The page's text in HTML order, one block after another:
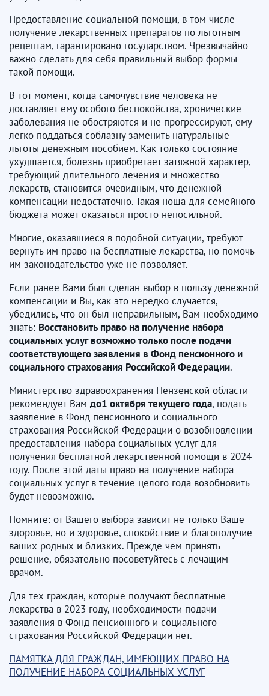
Предоставление социальной помощи, в том числе
получение лекарственных препаратов по льготным
рецептам, гарантировано государством. Чрезвычайно
важно сделать для себя правильный выбор формы
такой помощи.
В тот момент, когда самочувствие человека не
доставляет ему особого беспокойства, хронические
заболевания не обостряются и не прогрессируют, ему
легко поддаться соблазну заменить натуральные
льготы денежным пособием. Как только состояние
ухудшается, болезнь приобретает затяжной характер,
требующий длительного лечения и множество
лекарств, становится очевидным, что денежной
компенсации недостаточно. Такая ноша для семейного
бюджета может оказаться просто непосильной.
Многие, оказавшиеся в подобной ситуации, требуют
вернуть им право на бесплатные лекарства, но помочь
им законодательство уже не позволяет.
Если ранее Вами был сделан выбор в пользу денежной
компенсации и Вы, как это нередко случается,
убедились, что он был неправильным, Вам необходимо
знать: Восстановить право на получение набора
социальных услуг возможно только после подачи
соответствующего заявления в Фонд пенсионного и
социального страхования Российской Федерации.
Министерство здравоохранения Пензенской области
рекомендует Вам до1 октября текущего года, подать
заявление в Фонд пенсионного и социального
страхования Российской Федерации о возобновлении
предоставления набора социальных услуг для
получения бесплатной лекарственной помощи в 2024
году. После этой даты право на получение набора
социальных услуг в течение целого года возобновить
будет невозможно.
Помните: от Вашего выбора зависит не только Ваше
здоровье, но и здоровье, спокойствие и благополучие
ваших родных и близких. Прежде чем принять
решение, обязательно посоветуйтесь с лечащим
врачом.
Для тех граждан, которые получают бесплатные
лекарства в 2023 году, необходимости подачи
заявления в Фонд пенсионного и социального
страхования Российской Федерации нет.
ПАМЯТКА ДЛЯ ГРАЖДАН, ИМЕЮЩИХ ПРАВО НА
ПОЛУЧЕНИЕ НАБОРА СОЦИАЛЬНЫХ УСЛУГ